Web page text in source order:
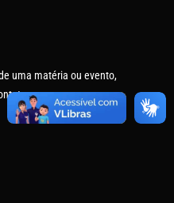
uma matéria ou evento,